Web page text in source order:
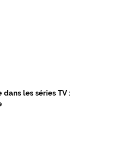
les séries TV :